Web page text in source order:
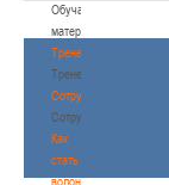
Обучающие
материалы
Тренерам
Тренерам
Сотрудничество
Сотрудничество
Как
стать
волонтером